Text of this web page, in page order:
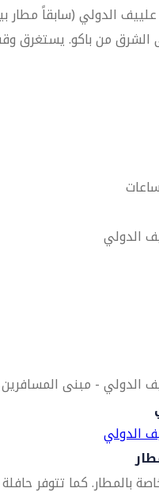
الدولي (سابقاً مطار
إلى الشرق من باكو.
الدولي
الدولي - مبنى المسافرين
الدولي
بالمطار. كما تتوفر حافلة